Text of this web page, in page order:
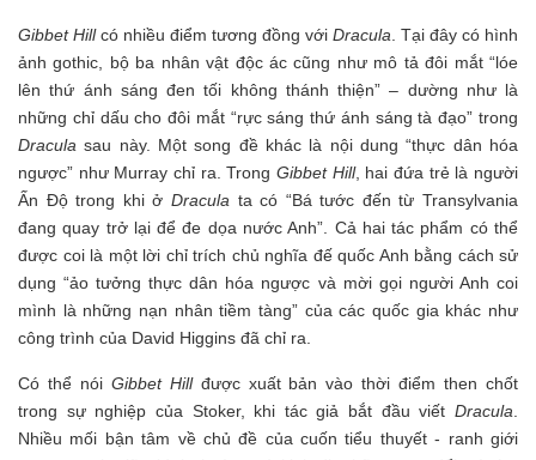
Gibbet Hillcó nhiều điểm tương đồng với Dracula . Tại đây có hình
ảnh gothic, bộ ba nhân vật độc ác cũng như mô tả đôi mắt “lóe
lên thứ ánh sáng đen tối không thánh thiện” – dường như là
những chỉ dấu cho đôi mắt “rực sáng thứ ánh sáng tà đạo” trong
Dracula sau này. Một song đề khác là nội dung “thực dân hóa
ngược” như Murray chỉ ra. Trong Gibbet Hill, hai đứa trẻ là người
Ấn Độ trong khi ở Dracula ta có “Bá tước đến từ Transylvania
đang quay trở lại để đe dọa nước Anh”. Cả hai tác phẩm có thể
được coi là một lời chỉ trích chủ nghĩa đế quốc Anh bằng cách sử
dụng “ảo tưởng thực dân hóa ngược và mời gọi người Anh coi
mình là những nạn nhân tiềm tàng” của các quốc gia khác như
công trình của David Higgins đã chỉ ra.
Có thể nói Gibbet Hillđược xuất bản vào thời điểm then chốt
trong sự nghiệp của Stoker, khi tác giả bắt đầu viết Dracula
Nhiều mối bận tâm về chủ đề của cuốn tiểu thuyết - ranh giới